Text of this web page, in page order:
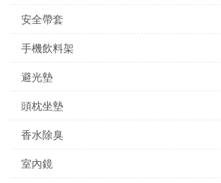
安全帶套
手機飲料架
避光墊
頭枕坐墊
香水除臭
室內鏡